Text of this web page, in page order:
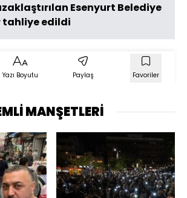
Esenyurt Belediye
tahliye edildi
Yazı Boyutu Paylaş Favoriler
MANŞETLERİ